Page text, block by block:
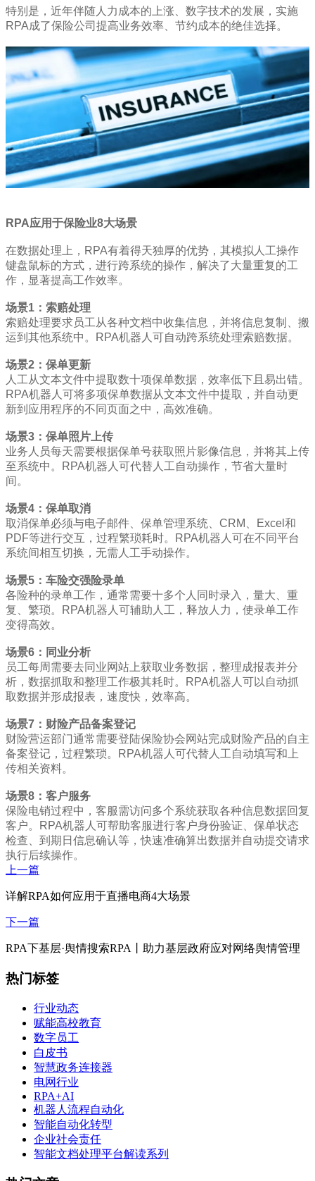
特别是，近年伴随人力成本的上涨、数字技术的发展，实施
RPA成了保险公司提高业务效率、节约成本的绝佳选择。
RPA应用于保险业8大场景
在数据处理上，RPA有着得天独厚的优势，其模拟人工操作
键盘鼠标的方式，进行跨系统的操作，解决了大量重复的工
作，显著提高工作效率。
场景1：索赔处理
索赔处理要求员工从各种文档中收集信息，并将信息复制、搬
运到其他系统中。RPA机器人可自动跨系统处理索赔数据。
场景2：保单更新
人工从文本文件中提取数十项保单数据，效率低下且易出错。
RPA机器人可将多项保单数据从文本文件中提取，并自动更
新到应用程序的不同页面之中，高效准确。
场景3：保单照片上传
业务人员每天需要根据保单号获取照片影像信息，并将其上传
至系统中。RPA机器人可代替人工自动操作，节省大量时
间。
场景4：保单取消
取消保单必须与电子邮件、保单管理系统、CRM、Excel和
PDF等进行交互，过程繁琐耗时。RPA机器人可在不同平台
系统间相互切换，无需人工手动操作。
场景5：车险交强险录单
各险种的录单工作，通常需要十多个人同时录入，量大、重
复、繁琐。RPA机器人可辅助人工，释放人力，使录单工作
变得高效。
场景6：同业分析
员工每周需要去同业网站上获取业务数据，整理成报表并分
析，数据抓取和整理工作极其耗时。RPA机器人可以自动抓
取数据并形成报表，速度快，效率高。
场景7：财险产品备案登记
财险营运部门通常需要登陆保险协会网站完成财险产品的自主
备案登记，过程繁琐。RPA机器人可代替人工自动填写和上
传相关资料。
场景8：客户服务
保险电销过程中，客服需访问多个系统获取各种信息数据回复
客户。RPA机器人可帮助客服进行客户身份验证、保单状态
检查、到期日信息确认等，快速准确算出数据并自动提交请求
执行后续操作。
上一篇
详解RPA如何应用于直播电商4大场景
下一篇
RPA下基层·舆情搜索RPA丨助力基层政府应对网络舆情管理
热门标签
行业动态
赋能高校教育
数字员工
白皮书
智慧政务连接器
电网行业
RPA+AI
机器人流程自动化
智能自动化转型
企业社会责任
智能文档处理平台解读系列